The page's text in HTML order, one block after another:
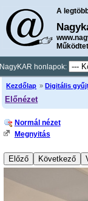
A
NagyKAR honlapok:
Kezdőlap » Digitális
Előnézet
Normál nézet
Megnyitás